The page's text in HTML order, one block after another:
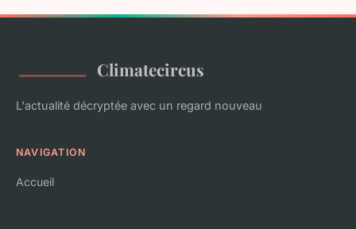
Climatecircus
L'actualité décryptée avec un regard nouveau
NAVIGATION
Accueil